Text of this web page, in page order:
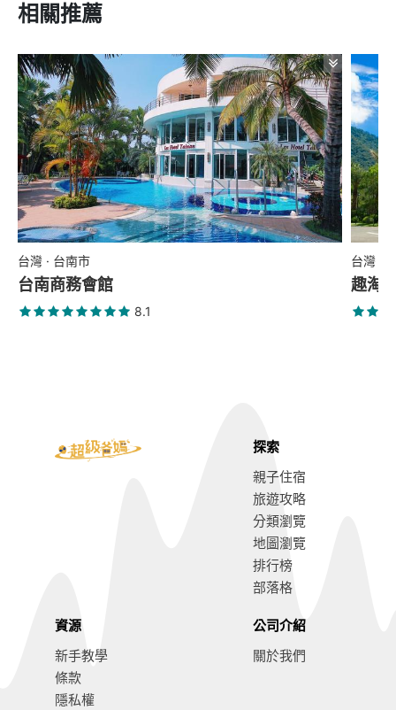
相關推薦
台灣 · 台南市
台南商務會館
8.1
台灣 ·
趣淘
探索
親子住宿
旅遊攻略
分類瀏覽
地圖瀏覽
排行榜
部落格
資源
新手教學
條款
隱私權
公司介紹
關於我們